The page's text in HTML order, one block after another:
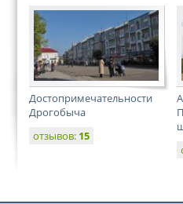
Достопримечательности
Дрогобыча
отзывов: 15